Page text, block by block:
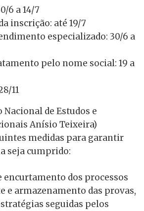
6 a 14/7
inscrição: até 19/7
especializado: 30/6 a
pelo nome social: 19 a
11
Nacional de Estudos e
Anísio Teixeira)
medidas para garantir
seja cumprido:
encurtamento dos processos
e armazenamento das provas,
seguidas pelos